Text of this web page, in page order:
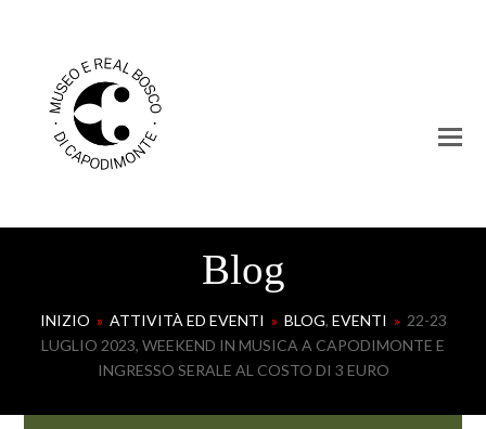
Blog
INIZIO » ATTIVITÀ ED EVENTI » BLOG, EVENTI » 22-23
LUGLIO 2023, WEEKEND IN MUSICA A CAPODIMONTE E
INGRESSO SERALE AL COSTO DI 3 EURO